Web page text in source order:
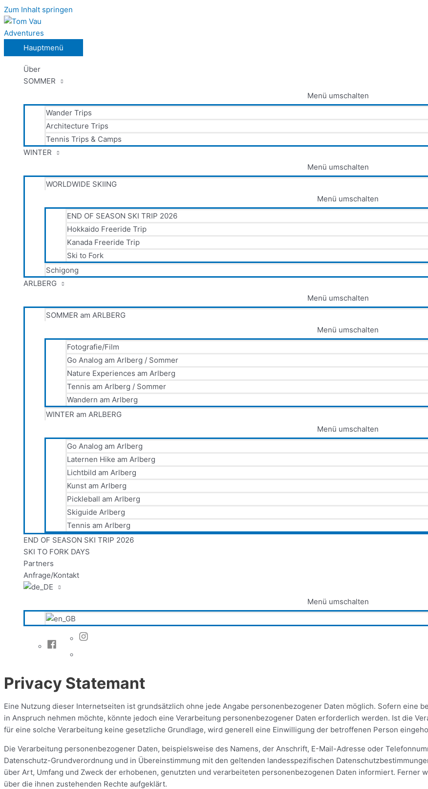
Zum Inhalt springen
Hauptmenü
Über
SOMMER
Menü umschalten
Wander Trips
Architecture Trips
Tennis Trips & Camps
WINTER
Menü umschalten
WORLDWIDE SKIING
Menü umschalten
END OF SEASON SKI TRIP 2026
Hokkaido Freeride Trip
Kanada Freeride Trip
Ski to Fork
Schigong
ARLBERG
Menü umschalten
SOMMER am ARLBERG
Menü umschalten
Fotografie/Film
Go Analog am Arlberg / Sommer
Nature Experiences am Arlberg
Tennis am Arlberg / Sommer
Wandern am Arlberg
WINTER am ARLBERG
Menü umschalten
Go Analog am Arlberg
Laternen Hike am Arlberg
Lichtbild am Arlberg
Kunst am Arlberg
Pickleball am Arlberg
Skiguide Arlberg
Tennis am Arlberg
END OF SEASON SKI TRIP 2026
SKI TO FORK DAYS
Partners
Anfrage/Kontakt
Menü umschalten
Privacy Statemant
Eine Nutzung dieser Internetseiten ist grundsätzlich ohne jede Angabe personenbezogener Daten möglich. Sofern eine
in Anspruch nehmen möchte, könnte jedoch eine Verarbeitung personenbezogener Daten erforderlich werden. Ist die
für eine solche Verarbeitung keine gesetzliche Grundlage, wird generell eine Einwilligung der betroffenen Person
Die Verarbeitung personenbezogener Daten, beispielsweise des Namens, der Anschrift, E-Mail-Adresse oder
Datenschutz-Grundverordnung und in Übereinstimmung mit den geltenden landesspezifischen
über Art, Umfang und Zweck der erhobenen, genutzten und verarbeiteten personenbezogenen Daten informiert.
über die ihnen zustehenden Rechte aufgeklärt.